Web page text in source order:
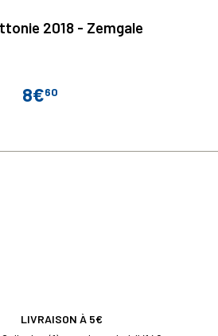
2018 - Zemgale
Prix
8€60
LIVRAISON À 5€